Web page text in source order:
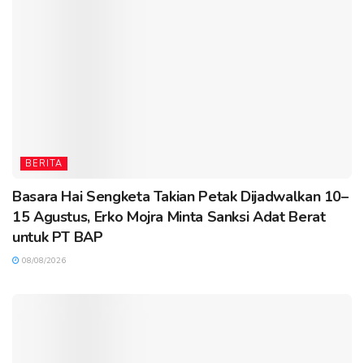
BERITA
Basara Hai Sengketa Takian Petak Dijadwalkan 10–
15 Agustus, Erko Mojra Minta Sanksi Adat Berat
untuk PT BAP
08/08/2026